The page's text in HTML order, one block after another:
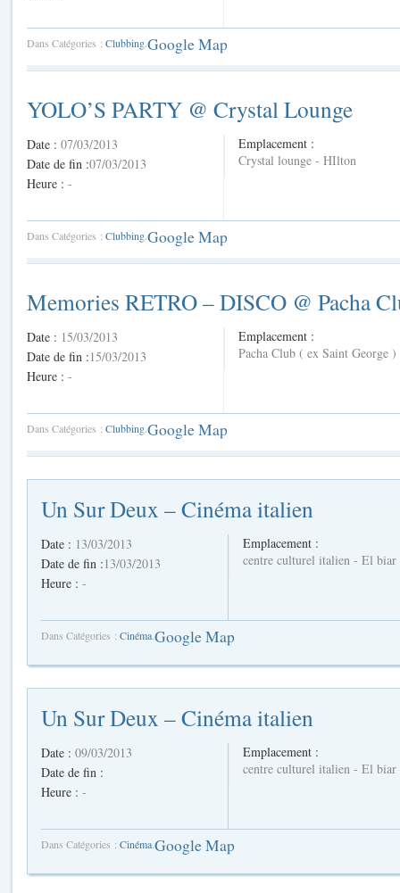
Dans Catégories : ClubbingGoogle Map
YOLO’S PARTY @ Crystal Lounge
Date : 07/03/2013
Date de fin :07/03/2013
Heure : -
Emplacement :
Crystal lounge - HIlton
Dans Catégories : ClubbingGoogle Map
Memories RETRO – DISCO @ Pacha
Date : 15/03/2013
Date de fin :15/03/2013
Heure : -
Emplacement :
Pacha Club ( ex Saint George )
Dans Catégories : ClubbingGoogle Map
Un Sur Deux – Cinéma italien
Date : 13/03/2013
Date de fin :13/03/2013
Heure : -
Emplacement :
centre culturel italien - El biar
Dans Catégories : CinémaGoogle Map
Un Sur Deux – Cinéma italien
Date : 09/03/2013
Date de fin :
Heure : -
Emplacement :
centre culturel italien - El biar
Dans Catégories : CinémaGoogle Map